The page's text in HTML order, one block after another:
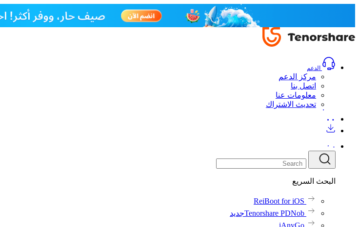
الدعم
مركز الدعم
اتصل بنا
معلومات عنا
تحديث الاشتراك
البحث السريع
ReiBoot for iOS
Tenorshare PDNobجديد
iAnyGo